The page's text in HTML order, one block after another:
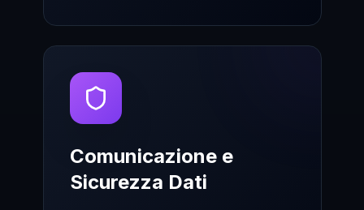
Comunicazione e
Sicurezza Dati